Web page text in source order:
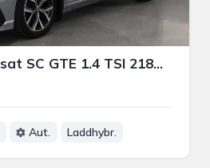
Volkswagen Passat SC GTE 1.4 TSI 218HK EXECUTIVE DRAG VÄRM COCKPIT MATRIX
Aut. Laddhybr.